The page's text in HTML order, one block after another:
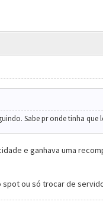
Sabe pr onde tinha que
e ganhava uma
spot ou só trocar de